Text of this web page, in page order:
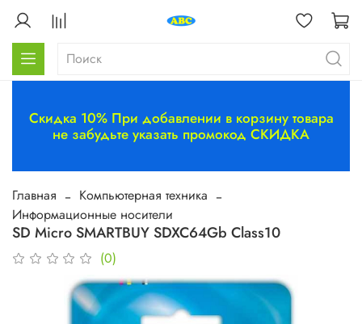
Скидка 10% При добавлении в корзину товара
не забудьте указать промокод СКИДКА
Главная
Компьютерная техника
Информационные носители
SD Micro SMARTBUY SDXC64Gb Class10
(0)